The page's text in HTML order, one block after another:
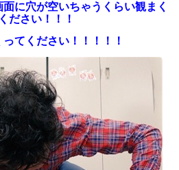
面に穴が空いちゃうくらい観まく
ださい！！！
ってください！！！！！